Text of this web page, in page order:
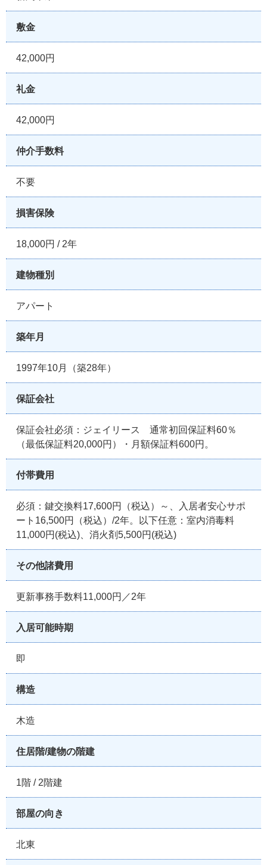
敷金
42,000円
礼金
42,000円
仲介手数料
不要
損害保険
18,000円 / 2年
建物種別
アパート
築年月
1997年10月（築28年）
保証会社
保証会社必須：ジェイリース 通常初回保証料60％
（最低保証料20,000円）・月額保証料600円。
付帯費用
必須：鍵交換料17,600円（税込）～、入居者安心サポ
ート16,500円（税込）/2年。以下任意：室内消毒料
11,000円(税込)、消火剤5,500円(税込)
その他諸費用
更新事務手数料11,000円／2年
入居可能時期
即
構造
木造
住居階/建物の階建
1階 / 2階建
部屋の向き
北東